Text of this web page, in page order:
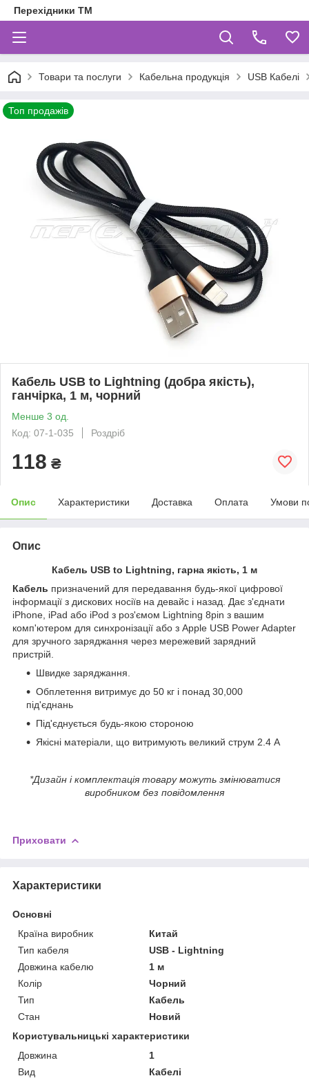
Перехідники ТМ
Товари та послуги Кабельна продукція USB Кабелі
Топ продажів
Кабель USB to Lightning (добра якість),
ганчірка, 1 м, чорний
Менше 3 од.
Код: 07-1-035
Роздріб
118 ₴
Опис Характеристики Доставка Оплата Умови
Опис
Кабель USB to Lightning, гарна якість, 1 м
Кабель призначений для передавання будь-якої цифрової
інформації з дискових носіїв на девайс і назад. Дає з'єднати
iPhone, iPad або iPod з роз'ємом Lightning 8pin з вашим
комп'ютером для синхронізації або з Apple USB Power Adapter
для зручного заряджання через мережевий зарядний
пристрій.
Швидке заряджання.
Обплетення витримує до 50 кг і понад 30,000
під'єднань
Під'єднується будь-якою стороною
Якісні матеріали, що витримують великий струм 2.4 А
*Дизайн і комплектація товару можуть змінюватися
виробником без повідомлення
Приховати
Характеристики
Основні
Країна виробник
Китай
Тип кабеля
USB - Lightning
Довжина кабелю
1 м
Колір
Чорний
Тип
Кабель
Стан
Новий
Користувальницькі характеристики
Довжина
1
Вид
Кабелі